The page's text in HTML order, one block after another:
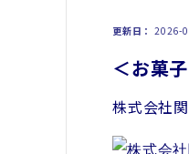
更新日 2026-
＜お菓
株式会社